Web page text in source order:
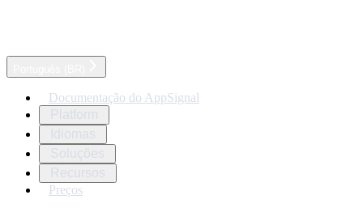
Documentação do AppSignal
Preços